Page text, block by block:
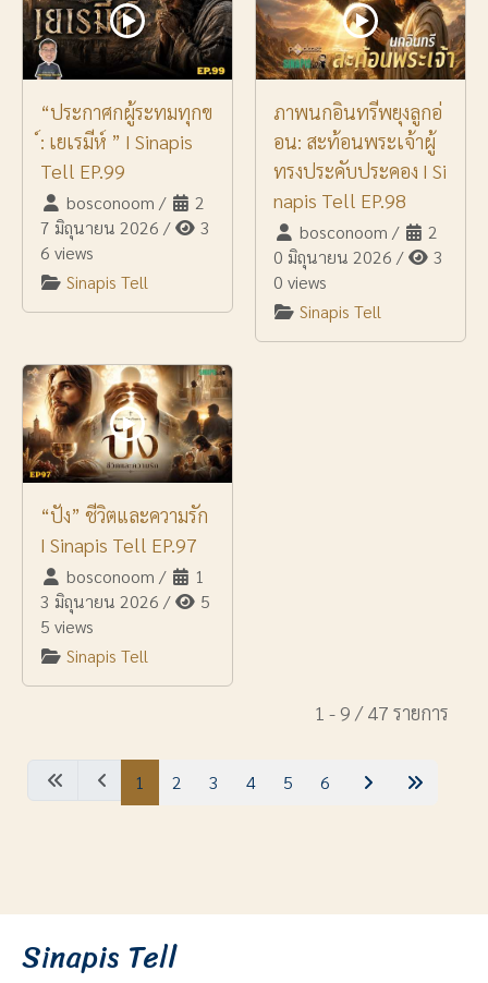
“ประกาศกผู้ระทมทุกข
์: เยเรมีห์ ” I Sinapis
Tell EP.99
bosconoom /
2
7 มิถุนายน 2026 /
3
6 views
Sinapis Tell
ภาพนกอินทรีพยุงลูกอ่
อน: สะท้อนพระเจ้าผู้
ทรงประคับประคอง I Si
napis Tell EP.98
bosconoom /
2
0 มิถุนายน 2026 /
3
0 views
Sinapis Tell
“ปัง” ชีวิตและความรัก
I Sinapis Tell EP.97
bosconoom /
1
3 มิถุนายน 2026 /
5
5 views
Sinapis Tell
1 - 9 / 47 รายการ
1 2 3 4 5 6
Sinapis Tell